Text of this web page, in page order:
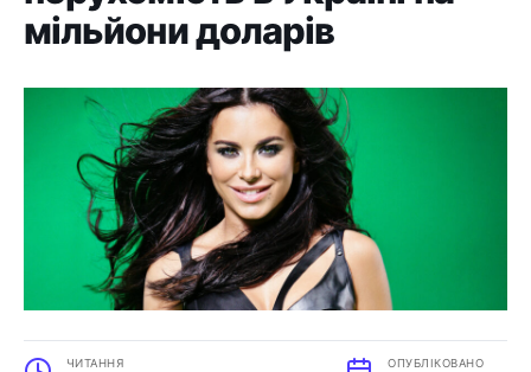
мільйони доларів
ЧИТАННЯ ОПУБЛІКОВАНО